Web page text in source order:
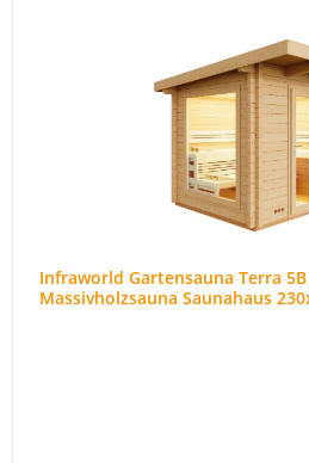
Infraworld Gartensauna Terra
Massivholzsauna Saunahaus